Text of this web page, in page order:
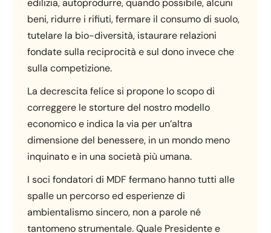
edilizia, autoprodurre, quando possibile, alcuni
beni, ridurre i rifiuti, fermare il consumo di suolo,
tutelare la bio-diversità, istaurare relazioni
fondate sulla reciprocità e sul dono invece che
sulla competizione.
La decrescita felice si propone lo scopo di
correggere le storture del nostro modello
economico e indica la via per un’altra
dimensione del benessere, in un mondo meno
inquinato e in una società più umana.
I soci fondatori di MDF fermano hanno tutti alle
spalle un percorso ed esperienze di
ambientalismo sincero, non a parole né
tantomeno strumentale. Quale Presidente e